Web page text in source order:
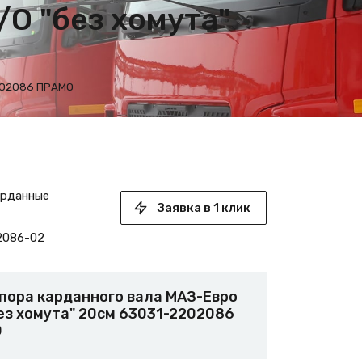
"без хомута"
ПРАМО
02
Заявка в 1 клик
карданного вала МАЗ-Евро
хомута" 20см 63031-2202086